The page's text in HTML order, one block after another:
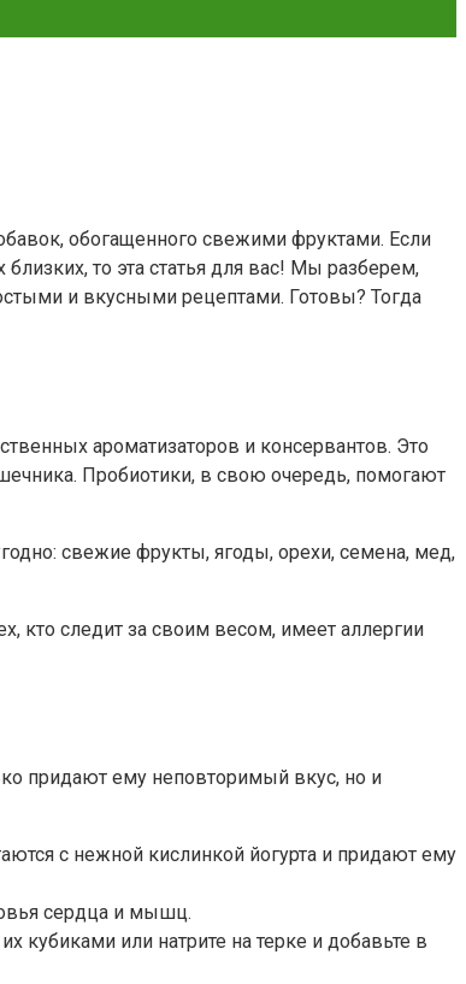
обогащенного свежими фруктами. Если
то эта статья для вас! Мы разберем,
и вкусными рецептами. Готовы? Тогда
ароматизаторов и консервантов. Это
Пробиотики, в свою очередь, помогают
свежие фрукты, ягоды, орехи, семена, мед,
кто следит за своим весом, имеет аллергии
придают ему неповторимый вкус, но и
с нежной кислинкой йогурта и придают ему
сердца и мышц.
кубиками или натрите на терке и добавьте в